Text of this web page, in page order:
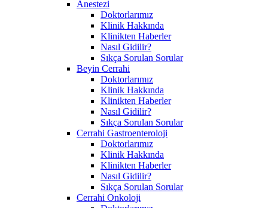
Anestezi
Doktorlarımız
Klinik Hakkında
Klinikten Haberler
Nasıl Gidilir?
Sıkça Sorulan Sorular
Beyin Cerrahi
Doktorlarımız
Klinik Hakkında
Klinikten Haberler
Nasıl Gidilir?
Sıkça Sorulan Sorular
Cerrahi Gastroenteroloji
Doktorlarımız
Klinik Hakkında
Klinikten Haberler
Nasıl Gidilir?
Sıkça Sorulan Sorular
Cerrahi Onkoloji